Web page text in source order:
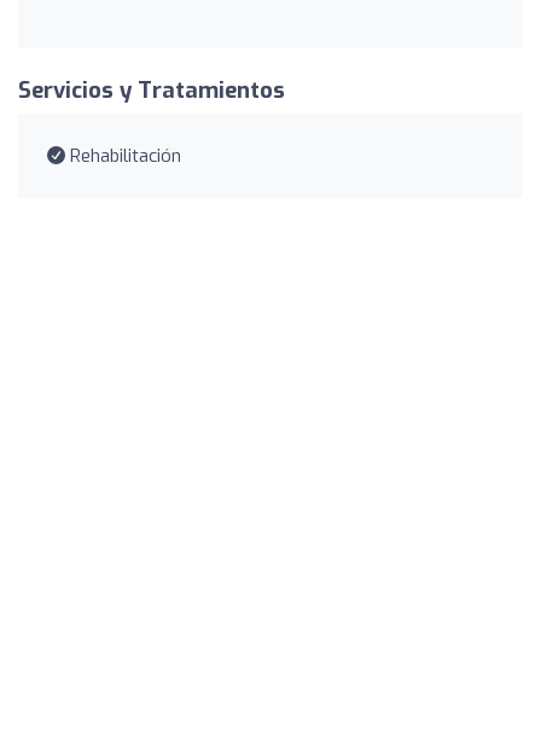
Servicios y Tratamientos
Rehabilitación